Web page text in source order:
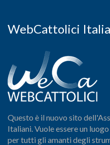
WebCattolici
Questo è il nuovo sito
Italiani. Vuole essere un
per tutti gli amanti degli